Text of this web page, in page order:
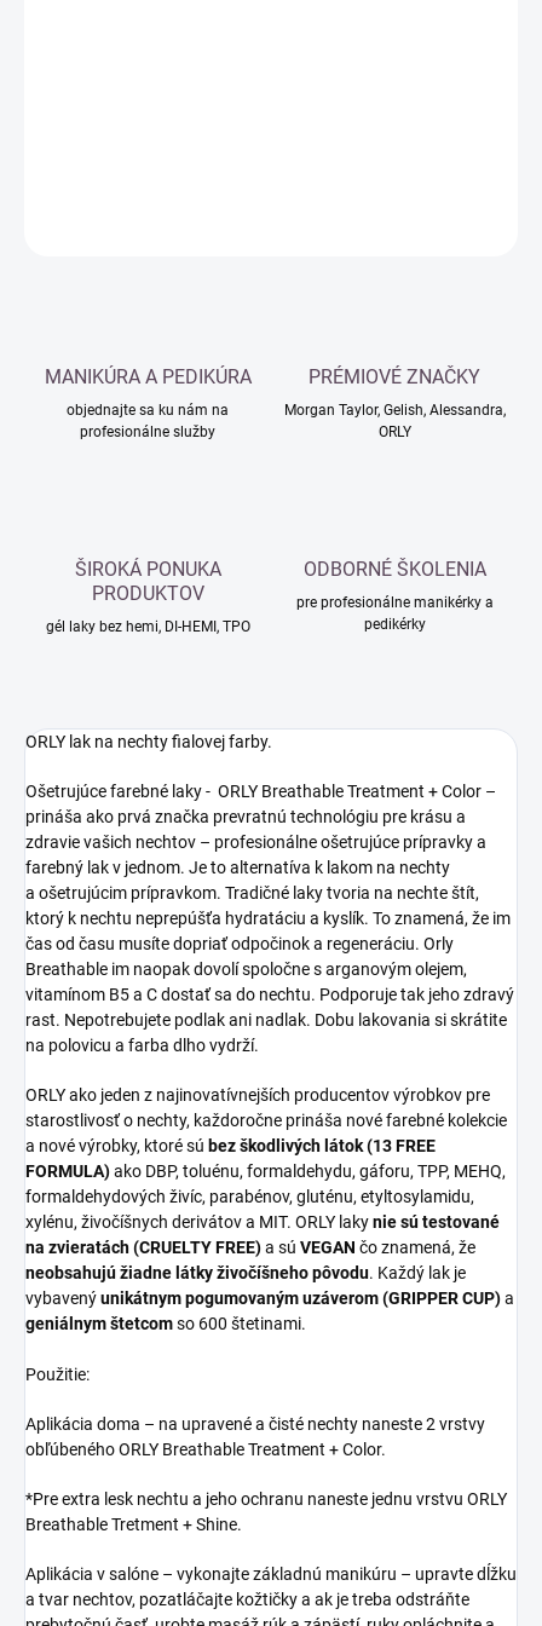
MANIKÚRA A PEDIKÚRA
objednajte sa ku nám na
profesionálne služby
PRÉMIOVÉ ZNAČKY
Morgan Taylor, Gelish, Alessandra,
ORLY
ŠIROKÁ PONUKA
PRODUKTOV
gél laky bez hemi, DI-HEMI, TPO
ODBORNÉ ŠKOLENIA
pre profesionálne manikérky a
pedikérky
ORLY lak na nechty fialovej farby.
Ošetrujúce farebné laky - ORLY Breathable Treatment + Color –
prináša ako prvá značka prevratnú technológiu pre krásu a
zdravie vašich nechtov – profesionálne ošetrujúce prípravky a
farebný lak v jednom. Je to alternatíva k lakom na nechty
a ošetrujúcim prípravkom. Tradičné laky tvoria na nechte štít,
ktorý k nechtu neprepúšťa hydratáciu a kyslík. To znamená, že im
čas od času musíte dopriať odpočinok a regeneráciu. Orly
Breathable im naopak dovolí spoločne s arganovým olejem,
vitamínom B5 a C dostať sa do nechtu. Podporuje tak jeho zdravý
rast. Nepotrebujete podlak ani nadlak. Dobu lakovania si skrátite
na polovicu a farba dlho vydrží.
ORLY ako jeden z najinovatívnejších producentov výrobkov pre
starostlivosť o nechty, každoročne prináša nové farebné kolekcie
a nové výrobky, ktoré sú bez škodlivých látok (13 FREE
FORMULA)ako DBP, toluénu, formaldehydu, gáforu, TPP, MEHQ,
formaldehydových živíc, parabénov, gluténu, etyltosylamidu,
xylénu, živočíšnych derivátov a MIT. ORLY lakynie sú testované
na zvieratách (CRUELTY FREE)a sú VEGAN čo znamená, že
neobsahujú žiadne látky živočíšneho pôvodu. Každý lak je
vybavenýunikátnym pogumovaným uzáverom (GRIPPER CUP)a
geniálnym štetcomso 600 štetinami.
Použitie:
Aplikácia doma – na upravené a čisté nechty naneste 2 vrstvy
obľúbeného ORLY Breathable Treatment + Color.
*Pre extra lesk nechtu a jeho ochranu naneste jednu vrstvu ORLY
Breathable Tretment + Shine.
Aplikácia v salóne – vykonajte základnú manikúru – upravte dĺžku
a tvar nechtov, pozatláčajte kožtičky a ak je treba odstráňte